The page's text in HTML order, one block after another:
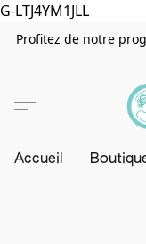
G-LTJ4YM1JLL
Profitez de notre
Accueil